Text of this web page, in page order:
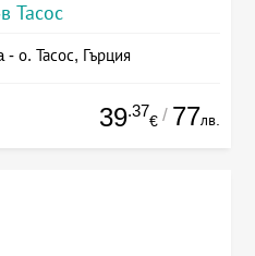
Тасос
о. Тасос, Гърция
39.37
€ / 77лв.